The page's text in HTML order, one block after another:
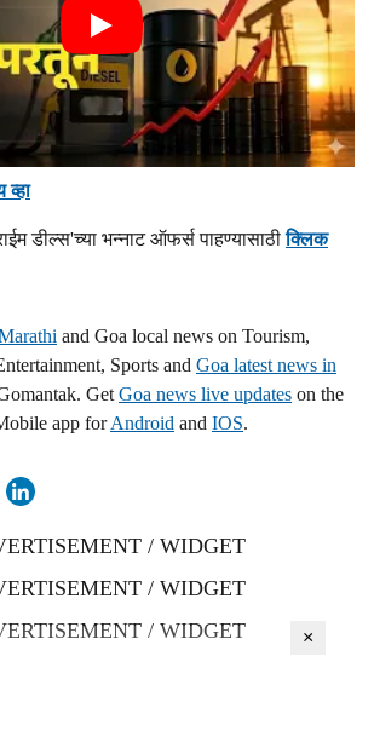
डील्स'च्या भन्नाट ऑफर्स पाहण्यासाठीक्लिक
and Goa local news on Tourism,
Sports and Goa latest news in
Get Goa news live updates on the
app forAndroid and IOS.
/ WIDGET
/ WIDGET
/ WIDGET
×